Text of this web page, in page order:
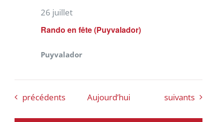
Rando en fête (Puyvalador)
26 juillet
Puyvalador
Évènements
précédents Aujourd’hui Évènements
suivants